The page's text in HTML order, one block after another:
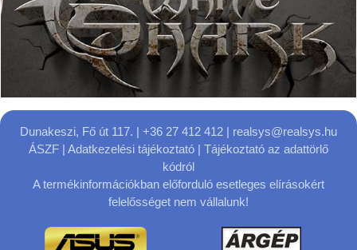
Dunakeszi, Fő út 117. | +36 27 412 412 | realsys@realsys.hu
ÁSZF | Adatkezelési tájékoztató | Tájékoztató az adattörlő
kódról
A termékinformációkban előforduló esetleges elírásokért
felelősséget nem vállalunk!